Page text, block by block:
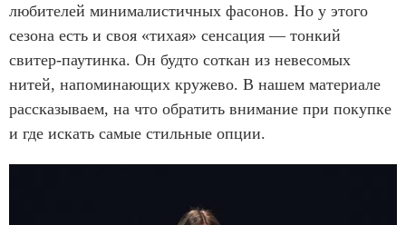
любителей минималистичных фасонов. Но у этого
сезона есть и своя «тихая» сенсация — тонкий
свитер-паутинка. Он будто соткан из невесомых
нитей, напоминающих кружево. В нашем материале
рассказываем, на что обратить внимание при покупке
и где искать самые стильные опции.